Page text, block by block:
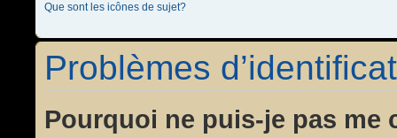
Que sont les icônes de sujet?
Problèmes
Pourquoi ne puis-je pas me